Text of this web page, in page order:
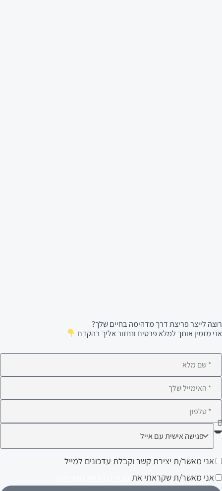
רוצה לייצר פריצת דרך מדהימה בחיים שלך?
אני מזמין אותך למלא פרטים ונחזור אליך בהקדם
מלא
אימייל
טלפון
מה
מעניין
אותך?
אני
מאשר/ת
אני מאשר/ת יצירת קשר וקבלת עדכונים למייל
אני מאשר/ת שקראתי את